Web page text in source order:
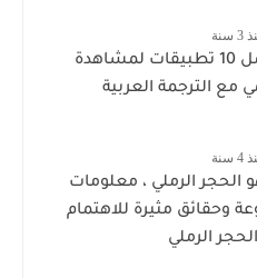
أفضل 10 تطبيقات لمشاهدة
مع الترجمة العربية
الحجر الرملي ، معلومات
وحقائق مثيرة للاهتمام
الرملي